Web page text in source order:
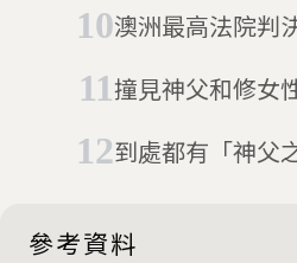
澳洲最高法院判決大翻
撞見神父和修女性交 印度修女
到處都有「神父之子」 梵諦
參考資料